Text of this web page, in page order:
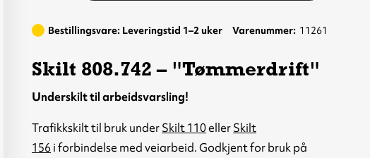
Bestillingsvare: Leveringstid 1–2 uker Varenummer 11261
Skilt 808.742 – "Tømmerdrift"
Underskilt til arbeidsvarsling!
Trafikkskilt til bruk underSkilt 110ellerSkilt
156i forbindelse med veiarbeid. Godkjent for bruk på